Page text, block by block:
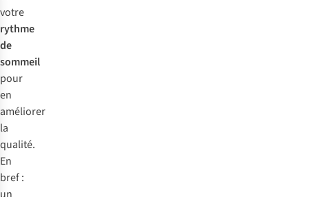
votre
rythme
de
sommeil
pour
en
améliorer
la
qualité.
En
bref :
qu’il
pouvoir
tous
trackers